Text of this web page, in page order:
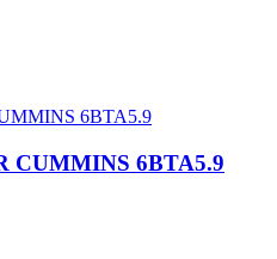
CUMMINS 6BTA5.9